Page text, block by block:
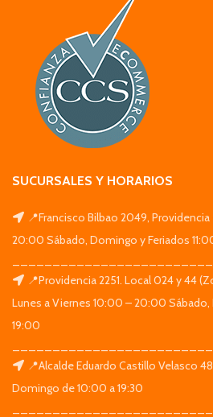
SUCURSALES Y HORARIOS
📍Francisco Bilbao 2049,
20:00 Sábado, Domingo y Feriados
📍Providencia 2251. Local 024 y 44
Lunes a Viernes 10:00 – 20:00 Sábado,
19:00
📍Alcalde Eduardo Castillo Velasco
Domingo de 10:00 a 19:30